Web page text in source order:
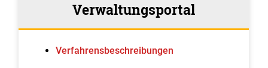
Verwaltungsportal
Verfahrens­beschreibungen